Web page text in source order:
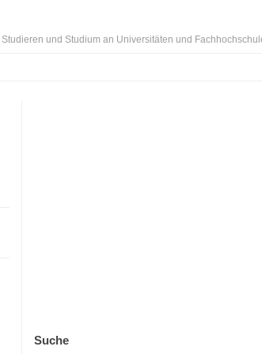
Studieren und Studium an Universitäten und
Suche